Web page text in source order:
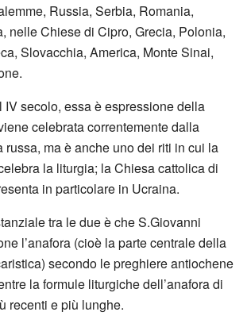
Russia, Serbia, Romania,
nelle Chiese di Cipro, Grecia, Polonia,
Slovacchia, America, Monte Sinai,
IV secolo, essa è espressione della
celebrata correntemente dalla
russa, ma è anche uno dei riti in cui la
la liturgia; la Chiesa cattolica di
in particolare in Ucraina.
tra le due è che S.Giovanni
l’anafora (cioè la parte centrale della
secondo le preghiere antiochene
la formule liturgiche dell’anafora di
recenti e più lunghe.